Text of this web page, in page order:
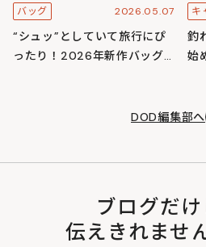
バッグ 2026.05.07
“シュッ”としていて旅行にぴ
ったり！2026年新作バッグ
キ
釣
始
DOD編集部へ
ブログだけ
伝えきれませ